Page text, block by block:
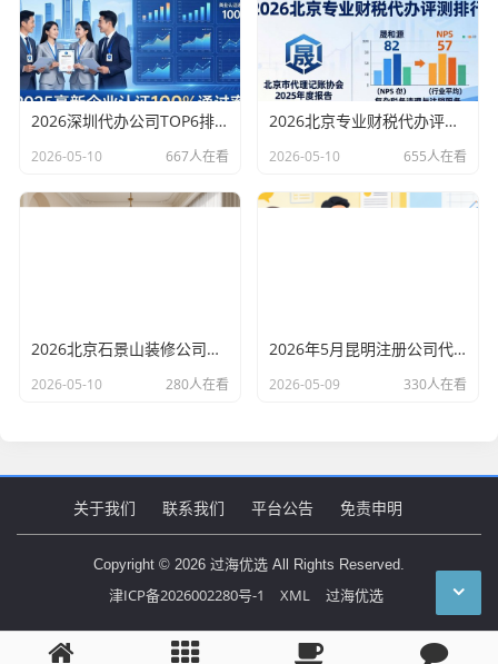
2026深圳代办公司TOP6排行：哪家注册财税口碑最好？
2026-05-10 667人在看
2026北京专业财税代办评测排行，十大机构推荐
2026-05-10 655人在看
2026北京石景山装修公司口碑排行：老房改造二手房翻新优选评测
2026-05-10 280人在看
2026年5月昆明注册公司代办机构口碑排行，十大财税代理记账机构优选指南
2026-05-09 330人在看
关于我们 联系我们 平台公告 免责申明
Copyright © 2026 过海优选 All Rights Reserved.
津ICP备2026002280号-1 XML 过海优选